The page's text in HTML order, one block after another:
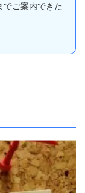
でご案内できた